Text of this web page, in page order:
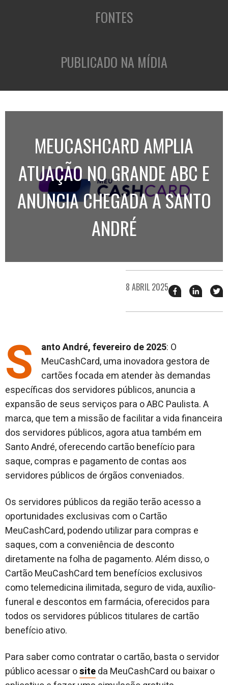
FONTES
PUBLICADO NA MÍDIA
MEUCASHCARD AMPLIA
ATUAÇÃO NO GRANDE ABC E
ANUNCIA CHEGADA A SANTO
ANDRÉ
8 ABRIL 2025 Compartilhar
esse
no
esse
no
S anto André, fevereiro de 2025: O
MeuCashCard, uma inovadora gestora de
cartões focada em atender às demandas
específicas dos servidores públicos, anuncia a
expansão de seus serviços para o ABC Paulista. A
marca, que tem a missão de facilitar a vida financeira
dos servidores públicos, agora atua também em
Santo André, oferecendo cartão benefício para
saque, compras e pagamento de contas aos
servidores públicos de órgãos conveniados.
Os servidores públicos da região terão acesso a
oportunidades exclusivas com o Cartão
MeuCashCard, podendo utilizar para compras e
saques, com a conveniência de desconto
diretamente na folha de pagamento. Além disso, o
Cartão MeuCashCard tem benefícios exclusivos
como telemedicina ilimitada, seguro de vida, auxílio-
funeral e descontos em farmácia, oferecidos para
todos os servidores públicos titulares de cartão
benefício ativo.
Para saber como contratar o cartão, basta o servidor
público acessar ositeda MeuCashCard ou baixar o